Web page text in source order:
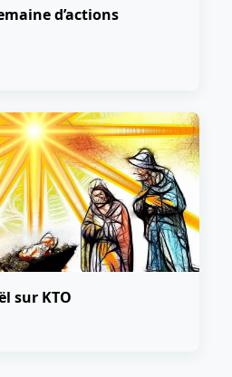
d’actions
sur KTO